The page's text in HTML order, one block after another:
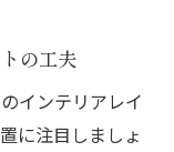
の工夫
インテリアレイ
に注目しましょ